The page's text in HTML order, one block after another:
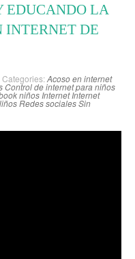
EDUCANDO LA
INTERNET DE
Categories: Acoso en internet
Control de internet para niños
niños Internet Internet
Redes socialesSin